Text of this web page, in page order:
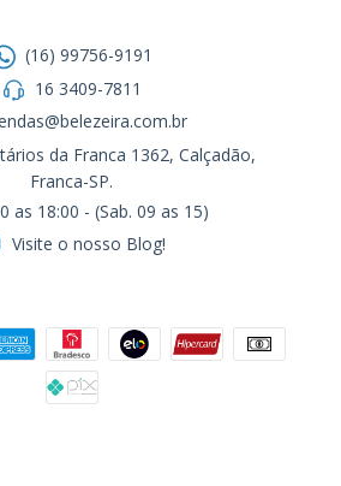
(16) 99756-9191
16 3409-7811
da Franca 1362, Calçadão,
Franca-SP.ㅤㅤㅤㅤㅤㅤㅤㅤㅤㅤㅤ
as 18:00 - (Sab. 09 as 15)
Visite o nosso Blog!